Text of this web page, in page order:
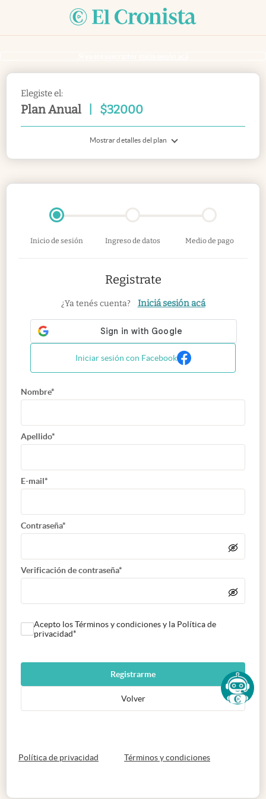
Elegiste el:
Plan Anual $32000
Mostrar detalles del plan
Inicio de sesión Ingreso de datos Medio de pago
Registrate
¿Ya tenés cuenta? Iniciá sesión acá
Iniciar sesión con Facebook
Nombre*
Apellido*
E-mail*
Contraseña*
Verificación de contraseña*
Acepto los Términos y condiciones y la Política de
privacidad*
Registrarme
Volver
Política de privacidad abre en nueva pestaña
Términos y condicionesabre en nueva